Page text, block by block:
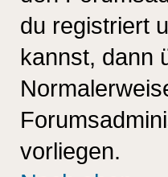
du registriert
kannst, dann
vorliegen.